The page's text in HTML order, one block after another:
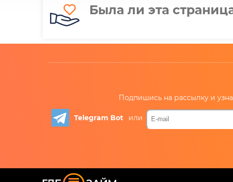
Была ли эта
Подпишись на рассылку и
Telegram Bot или